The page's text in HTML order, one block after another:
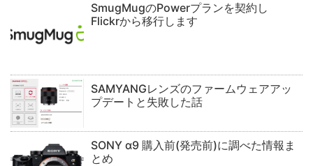
SmugMugのPowerプランを契約し
Flickrから移行します
SAMYANGレンズのファームウェアアッ
プデートと失敗した話
SONY α9 購入前(発売前)に調べた情報ま
とめ